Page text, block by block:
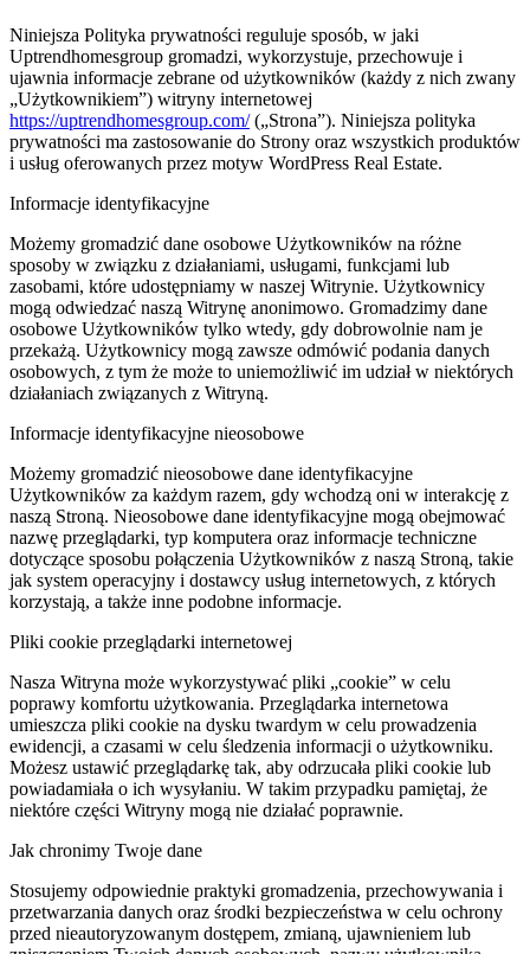
Niniejsza Polityka prywatności reguluje sposób, w jaki
Uptrendhomesgroup gromadzi, wykorzystuje, przechowuje i
ujawnia informacje zebrane od użytkowników (każdy z nich zwany
„Użytkownikiem”) witryny internetowej
https://uptrendhomesgroup.com/(„Strona”). Niniejsza polityka
prywatności ma zastosowanie do Strony oraz wszystkich produktów
i usług oferowanych przez motyw WordPress Real Estate.
Informacje identyfikacyjne
Możemy gromadzić dane osobowe Użytkowników na różne
sposoby w związku z działaniami, usługami, funkcjami lub
zasobami, które udostępniamy w naszej Witrynie. Użytkownicy
mogą odwiedzać naszą Witrynę anonimowo. Gromadzimy dane
osobowe Użytkowników tylko wtedy, gdy dobrowolnie nam je
przekażą. Użytkownicy mogą zawsze odmówić podania danych
osobowych, z tym że może to uniemożliwić im udział w niektórych
działaniach związanych z Witryną.
Informacje identyfikacyjne nieosobowe
Możemy gromadzić nieosobowe dane identyfikacyjne
Użytkowników za każdym razem, gdy wchodzą oni w interakcję z
naszą Stroną. Nieosobowe dane identyfikacyjne mogą obejmować
nazwę przeglądarki, typ komputera oraz informacje techniczne
dotyczące sposobu połączenia Użytkowników z naszą Stroną, takie
jak system operacyjny i dostawcy usług internetowych, z których
korzystają, a także inne podobne informacje.
Pliki cookie przeglądarki internetowej
Nasza Witryna może wykorzystywać pliki „cookie” w celu
poprawy komfortu użytkowania. Przeglądarka internetowa
umieszcza pliki cookie na dysku twardym w celu prowadzenia
ewidencji, a czasami w celu śledzenia informacji o użytkowniku.
Możesz ustawić przeglądarkę tak, aby odrzucała pliki cookie lub
powiadamiała o ich wysyłaniu. W takim przypadku pamiętaj, że
niektóre części Witryny mogą nie działać poprawnie.
Jak chronimy Twoje dane
Stosujemy odpowiednie praktyki gromadzenia, przechowywania i
przetwarzania danych oraz środki bezpieczeństwa w celu ochrony
przed nieautoryzowanym dostępem, zmianą, ujawnieniem lub